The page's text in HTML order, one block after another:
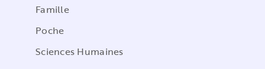
Famille
Poche
Sciences Humaines